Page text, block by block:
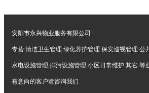
安阳市永兴物业服务有限公司
专营 清洁卫生管理 绿化养护管理 保安巡视管理 公
水电设施管理 排污设施管理 小区日常维护 其它 等
有意向的客户请咨询我们